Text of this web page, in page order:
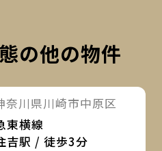
の他の物件
を見る 詳細を見る
奈川県川崎市中原区
東横線
吉駅 / 徒歩3分